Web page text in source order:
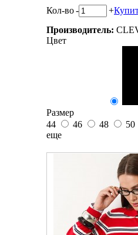
Кол-во- +
Производитель:
Цвет
Размер
44
46 48 50
еще